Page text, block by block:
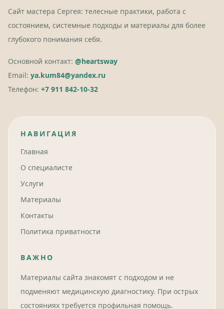
Сайт мастера Сергея: телесные практики, работа с
состоянием, системные подходы и материалы для более
глубокого понимания себя.
Основной контакт: @heartsway
Email: ya.kum84@yandex.ru
Телефон: +7 911 842-10-32
НАВИГАЦИЯ
Главная
О специалисте
Услуги
Материалы
Контакты
Политика приватности
ВАЖНО
Материалы сайта знакомят с подходом и не
подменяют медицинскую диагностику. При острых
состояниях требуется профильная помощь.